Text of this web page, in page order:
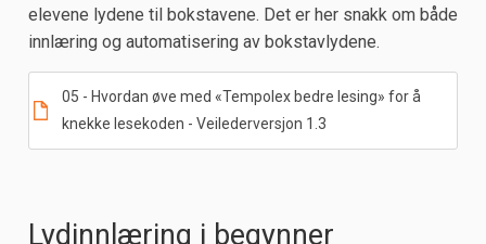
elevene lydene til bokstavene. Det er her snakk om både
innlæring og automatisering av bokstavlydene.
05 - Hvordan øve med «Tempolex bedre lesing» for å
knekke lesekoden - Veilederversjon 1.3
Lydinnlæring i begynner